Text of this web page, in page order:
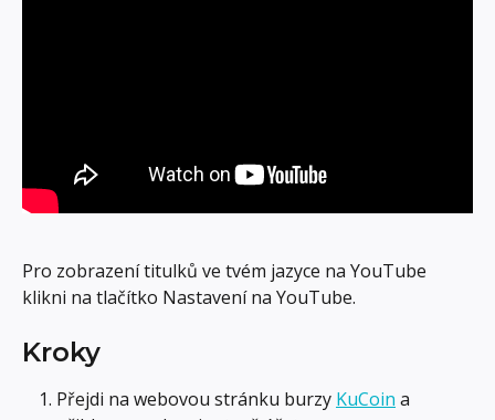
Pro zobrazení titulků ve tvém jazyce na YouTube
klikni na tlačítko Nastavení na YouTube.
Kroky
Přejdi na webovou stránku burzy KuCoin a